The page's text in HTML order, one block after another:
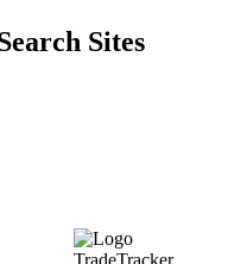
Sites
TradeTracker